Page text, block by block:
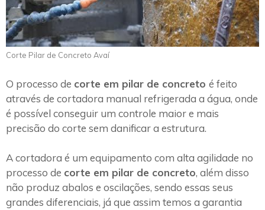
Corte Pilar de Concreto Avaí
O processo de corte em pilar de concreto é feito
através de cortadora manual refrigerada a água, onde
é possível conseguir um controle maior e mais
precisão do corte sem danificar a estrutura.
A cortadora é um equipamento com alta agilidade no
processo de corte em pilar de concreto, além disso
não produz abalos e oscilações, sendo essas seus
grandes diferenciais, já que assim temos a garantia